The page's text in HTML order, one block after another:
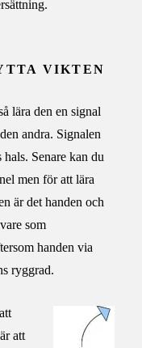
VIKTEN
lära den en signal
andra. Signalen
Senare kan du
men för att lära
är det handen och
som
handen via
ryggrad.
att